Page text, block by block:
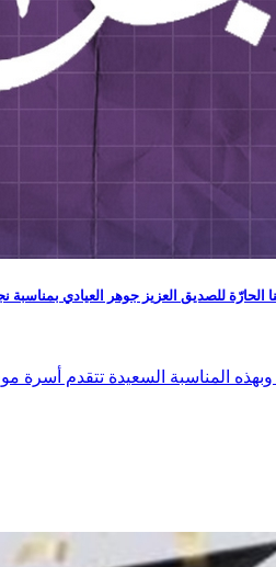
الحارّة للصديق العزيز جوهر العيادي بمناسبة